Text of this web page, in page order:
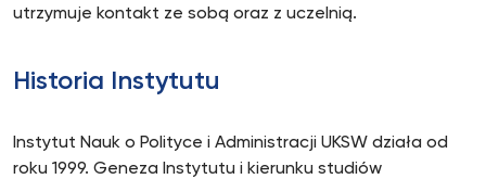
utrzymuje kontakt ze sobą oraz z uczelnią.
Historia Instytutu
Instytut Nauk o Polityce i Administracji UKSW działa od
roku 1999. Geneza Instytutu i kierunku studiów